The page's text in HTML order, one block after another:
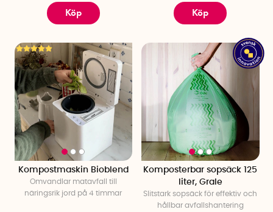
Köp Köp
Kompostmaskin Bioblend
Omvandlar matavfall till
näringsrik jord på 4 timmar
Komposterbar sopsäck 125
liter, Grale
Slitstark sopsäck för effektiv och
hållbar avfallshantering